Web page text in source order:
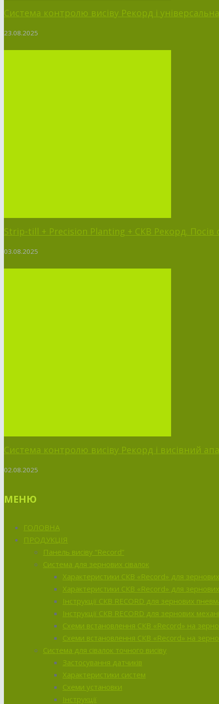
Система контролю висіву Рекорд і
23.08.2025
Strip-till + Precision Planting + СКВ Рекорд.
03.08.2025
Система контролю висіву Рекорд і висівний
02.08.2025
МЕНЮ
ГОЛОВНА
ПРОДУКЦІЯ
Панель висіву “Record”
Система для зернових сівалок
Характеристики CКВ «Record» для зернових
Характеристики СКВ «Record» для
Інструкції CКВ RECORD для зернових
Інструкції CКВ RECORD для зернових
Схеми встановлення СКВ «Record» на
Схеми встановлення СКВ «Record» на
Система для сівалок точного висіву
Застосування датчиків
Характеристики систем
Схеми установки
Інструкції